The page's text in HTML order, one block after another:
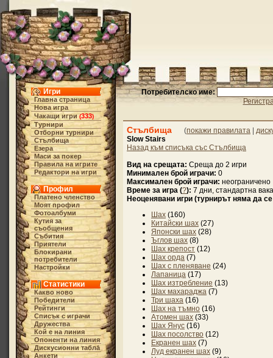
Игри
Главна страница
Нова игра
Чакащи игри (333)
Турнири
Отборни турнири
Стълбища
Езера
Маси за покер
Правила на игрите
Редактори на игри
Профил
Платено членство
Моят профил
Фотоалбуми
Кутия за
съобщения
Събития
Приятели
Блокирани
потребители
Настройки
Статистики
Какво ново
Победители
Рейтинги
Списък с играчи
Дружества
Кой е на линия
Опоненти на линия
Дискусионни табла́
Анкети
Потребителско име:
Стълбища (покажи правилата
Slow Stairs
Назад към списъка със Стълбища
Вид на срещата: Среща до 2 игри
Минимален брой играчи: 0
Максимален брой играчи: неограничено
Време за игра (?): 7 дни, стандартна
Неоценявани игри (турнирът няма да
Шах (160)
Китайски шах (27)
Японски шах (28)
Ъглов шах (8)
Шах крепост (12)
Шах орда (7)
Шах с пленяване (24)
Лапаница (17)
Шах изтребление (13)
Шах махараджа (7)
Три шаха (16)
Шах на тъмно (16)
Атомен шах (33)
Шах Янус (16)
Шах посолство (12)
Екранен шах (7)
Луд екранен шах (9)